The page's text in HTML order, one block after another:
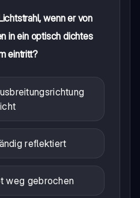
wenn er von
in ein optisch dichtes
eintritt?
reflektiert
weg gebrochen